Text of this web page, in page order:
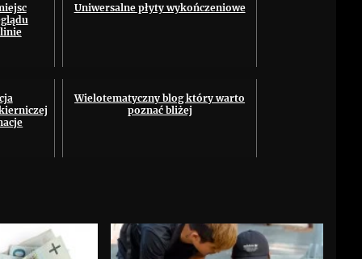
Uniwersalne płyty wykończeniowe
Wielotematyczny blog który warto
poznać bliżej